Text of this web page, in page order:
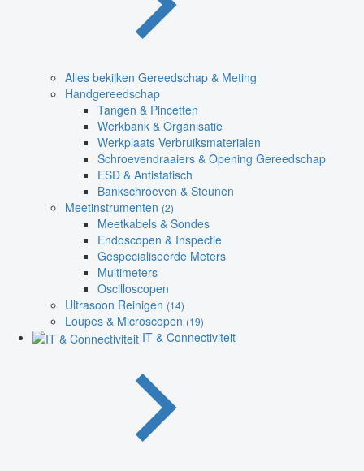
Alles bekijken Gereedschap & Meting
Handgereedschap
Tangen & Pincetten
Werkbank & Organisatie
Werkplaats Verbruiksmaterialen
Schroevendraaiers & Opening Gereedschap
ESD & Antistatisch
Bankschroeven & Steunen
Meetinstrumenten (2)
Meetkabels & Sondes
Endoscopen & Inspectie
Gespecialiseerde Meters
Multimeters
Oscilloscopen
Ultrasoon Reinigen (14)
Loupes & Microscopen (19)
IT & Connectiviteit